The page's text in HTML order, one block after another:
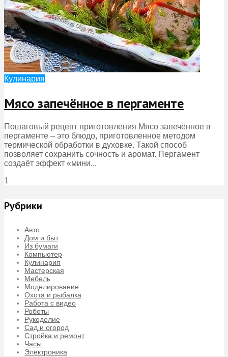
Кулинария
Мясо запечённое в пергаменте
Пошаговый рецепт приготовления Мясо запечённое в
пергаменте – это блюдо, приготовленное методом
термической обработки в духовке. Такой способ
позволяет сохранить сочность и аромат. Пергамент
создаёт эффект «мини...
1
Рубрики
Авто
Дом и быт
Из бумаги
Компьютер
Кулинария
Мастерская
Мебель
Моделирование
Охота и рыбалка
Работа с видео
Роботы
Рукоделие
Сад и огород
Стройка и ремонт
Часы
Электроника